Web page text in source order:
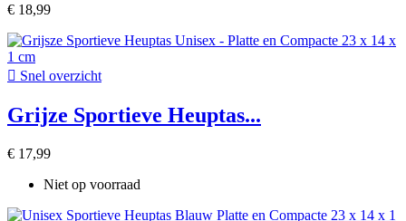
€ 18,99
 Snel overzicht
Grijze Sportieve Heuptas...
€ 17,99
Niet op voorraad